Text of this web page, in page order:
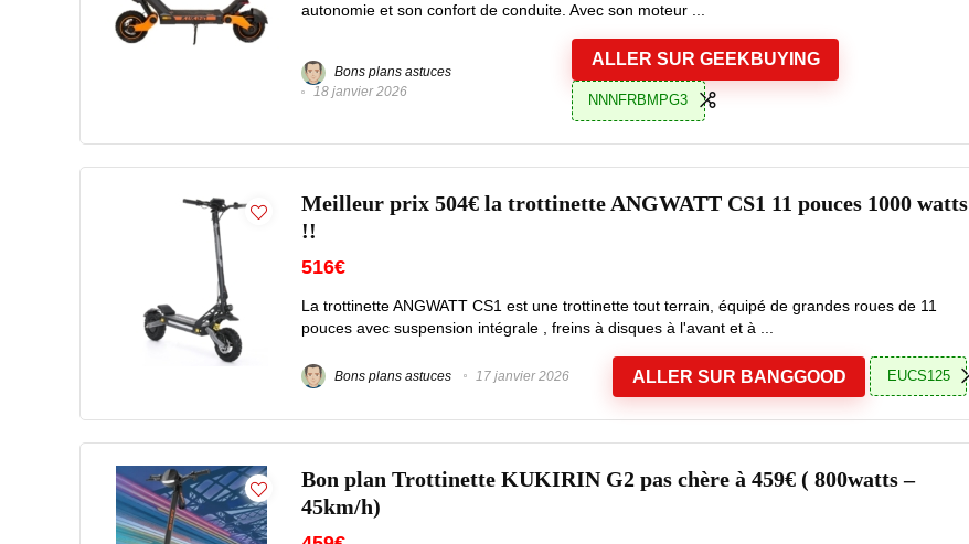
autonomie et son confort de conduite. Avec son moteur ...
Bons plans astuces
18 janvier 2026
ALLER SUR GEEKBUYING
NNNFRBMPG3
Meilleur prix 504€ la trottinette ANGWATT CS1 11 pouces 1000 watts
!!
516€
La trottinette ANGWATT CS1 est une trottinette tout terrain, équipé de grandes roues de 11
pouces avec suspension intégrale , freins à disques à l'avant et à ...
Bons plans astuces 17 janvier 2026 ALLER SUR BANGGOOD EUCS125
Bon plan Trottinette KUKIRIN G2 pas chère à 459€ ( 800watts –
45km/h)